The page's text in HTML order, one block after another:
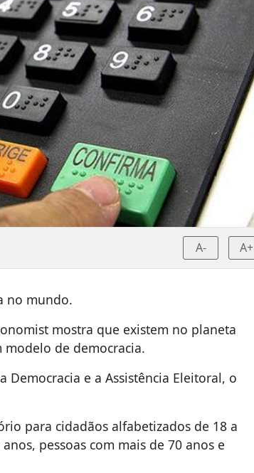
A- A+
no mundo.
mostra que existem no planeta
modelo de democracia.
e a Assistência Eleitoral, o
para cidadãos alfabetizados de 18 a
pessoas com mais de 70 anos e